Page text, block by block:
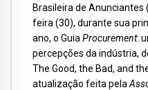
Brasileira de
feira (30), durante sua
ano, o GuiaProcurement:
percepções da indústria,
The Good, the Bad, and
atualização feita pela